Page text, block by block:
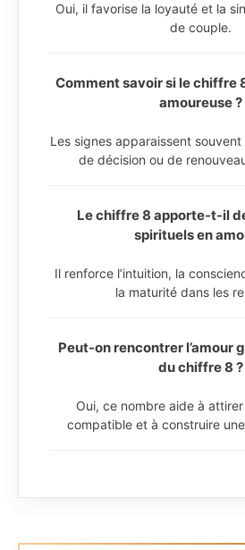
Oui, il favorise la loyauté et la
de couple.
Comment savoir si le chiffre
amoureuse ?
Les signes apparaissent
de décision ou de
Le chiffre 8 apporte-t-il
spirituels en
Il renforce l’intuition, la
la maturité dans les
Peut-on rencontrer l’amour
du chiffre 8 ?
Oui, ce nombre aide à
compatible et à construire